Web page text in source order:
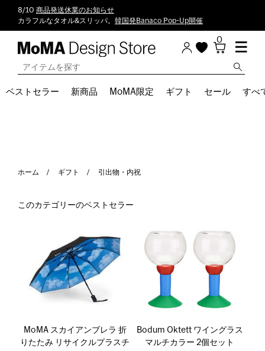
8/10 商品発送休業のお知らせ
カラフルなタオル&スリッパ。 韓国発Banaco Pop-Up開催
0
ベストセラー 新商品 MoMA限定 ギフト セール すべ
ホーム ギフト 引出物・内祝
このカテゴリーのベストセラー
MoMA スカイアンブレラ 折
りたたみ リサイクルプラスチ
Bodum Oktett ワイングラス
マルチカラー 2個セット